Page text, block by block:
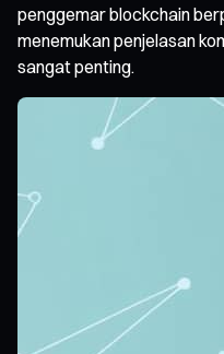
penggemar blockchain
menemukan penjelasan
sangat penting.